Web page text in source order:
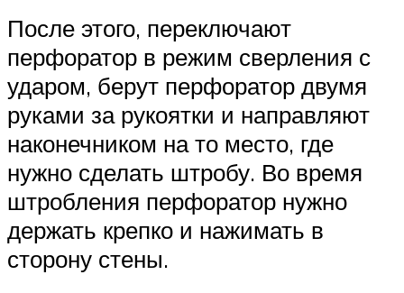
После этого, переключают
перфоратор в режим сверления с
ударом, берут перфоратор двумя
руками за рукоятки и направляют
наконечником на то место, где
нужно сделать штробу. Во время
штробления перфоратор нужно
держать крепко и нажимать в
сторону стены.